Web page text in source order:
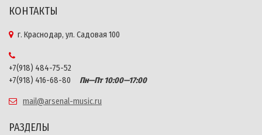
КОНТАКТЫ
г. Краснодар, ул. Садовая 100
+7(918) 484-75-52
+7(918) 416-68-80
Пн—Пт 10:00—17:00
mail@arsenal-music.ru
РАЗДЕЛЫ